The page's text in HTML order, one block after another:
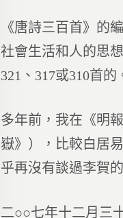
《唐詩三百首》的
社會生活和人的思
321、317或310首
多年前，我在《明
嶽》），比較白居
乎再沒有談過李賀
二○○七年十二月三